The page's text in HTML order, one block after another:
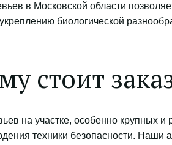
в Московской области
биологической
стоит
на участке, особенно крупных
техники безопасности.